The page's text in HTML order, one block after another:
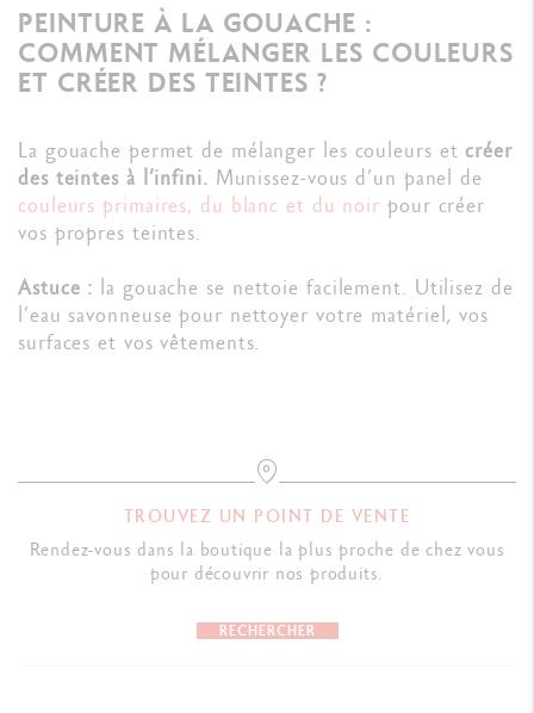
PEINTURE À LA GOUACHE :
COMMENT MÉLANGER LES COULEURS
ET CRÉER DES TEINTES ?
La gouache permet de mélanger les couleurs etcréer
des teintes à l’infini. Munissez-vous d’un panel de
couleurs primaires, du blanc et du noir pour créer
vos propres teintes.
Astuce : la gouache se nettoie facilement. Utilisez de
l’eau savonneuse pour nettoyer votre matériel, vos
surfaces et vos vêtements.
TROUVEZ UN POINT DE VENTE
Rendez-vous dans la boutique la plus proche de chez vous
pour découvrir nos produits.
RECHERCHER